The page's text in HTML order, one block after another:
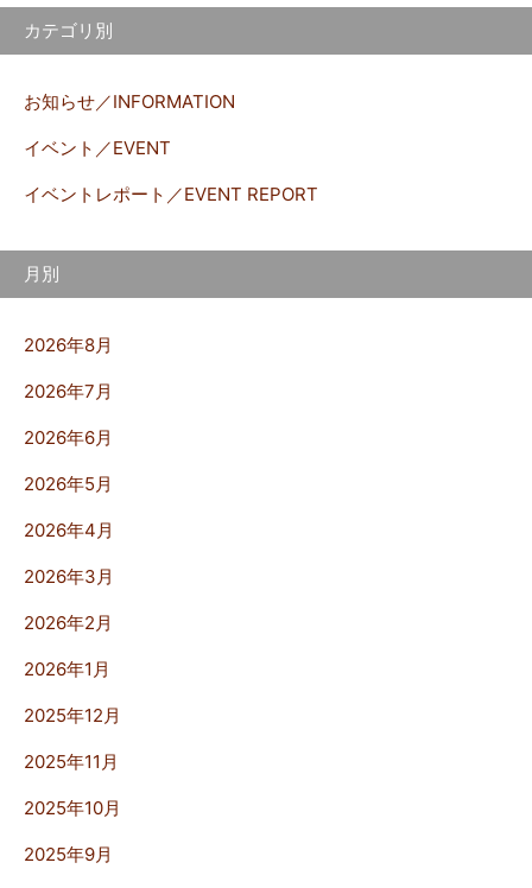
カテゴリ別
お知らせ／INFORMATION
イベント／EVENT
イベントレポート／EVENT REPORT
月別
2026年8月
2026年7月
2026年6月
2026年5月
2026年4月
2026年3月
2026年2月
2026年1月
2025年12月
2025年11月
2025年10月
2025年9月